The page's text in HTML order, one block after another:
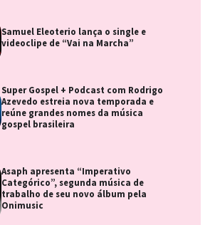
Samuel Eleoterio lança o single e
videoclipe de “Vai na Marcha”
Super Gospel + Podcast com Rodrigo
Azevedo estreia nova temporada e
reúne grandes nomes da música
gospel brasileira
Asaph apresenta “Imperativo
Categórico”, segunda música de
trabalho de seu novo álbum pela
Onimusic